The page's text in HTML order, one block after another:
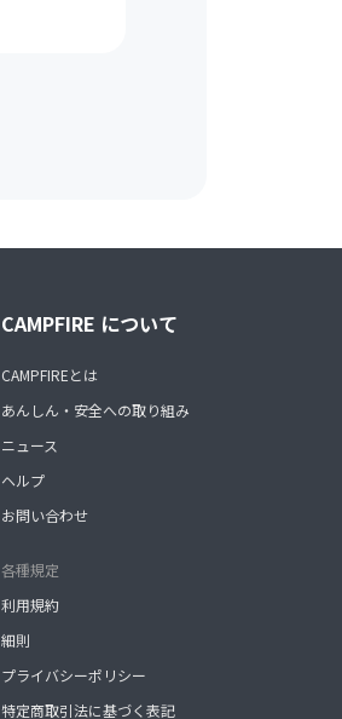
CAMPFIRE について
CAMPFIREとは
あんしん・安全への取り組み
ニュース
ヘルプ
お問い合わせ
各種規定
利用規約
細則
プライバシーポリシー
特定商取引法に基づく表記